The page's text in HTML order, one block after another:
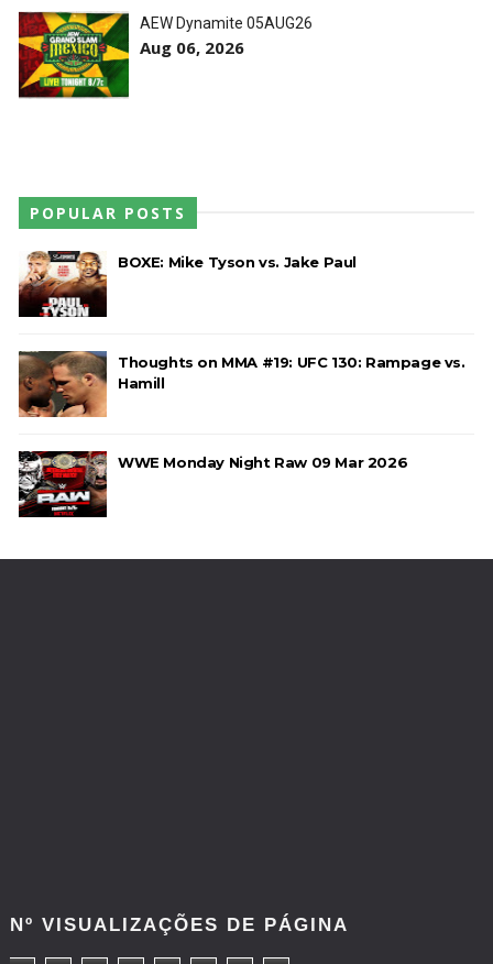
REGRESSO IMPRESSIONANTE NO RAW: Bully Ray
critica promo de Big Cass e sugere utilização de
frases icónicas
Unknown-Aug 06 2026
Street Fight com arame farpado
Unknown-Aug 06 2026
NOVOS CAMPEÕES DE TRIOS NA AEW: Brody
títulos no Grand Slam Mexico
Unknown-Aug 06 2026
REVIRAVOLTA SURPREENDENTE NO GRAND
SLAM MEXICO: Persephone supera Kris
Statlander após interferência decisiva de
Hikaru Shida
AEW Dynamite 05AUG26
Aug 06, 2026
POPULAR POSTS
BOXE: Mike Tyson vs. Jake Paul
Thoughts on MMA #19: UFC 130: Rampage vs.
Hamill
WWE Monday Night Raw 09 Mar 2026
Nº VISUALIZAÇÕES DE PÁGINA